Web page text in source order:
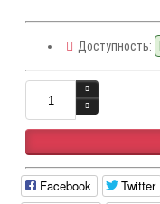
Доступность:
Facebook Twitter